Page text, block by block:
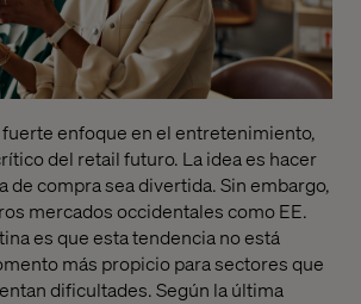
enfoque en el entretenimiento,
del retail futuro. La idea es hacer
de compra sea divertida. Sin embargo,
mercados occidentales como EE.
es que esta tendencia no está
más propicio para sectores que
dificultades. Según la última